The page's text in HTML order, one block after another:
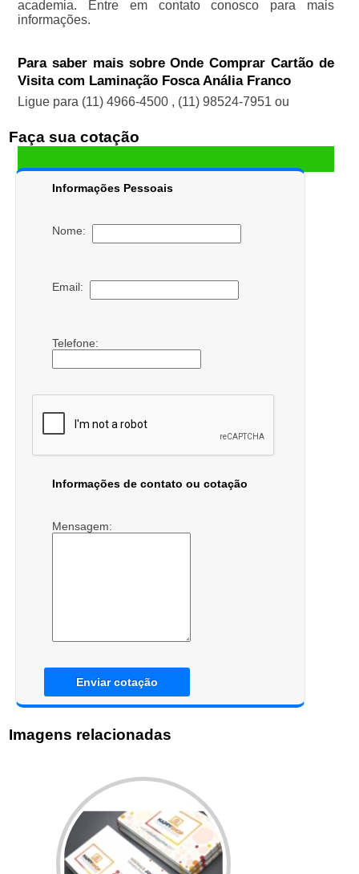
academia. Entre em contato conosco para mais
informações.
Para saber mais sobre Onde Comprar Cartão de
Visita com Laminação Fosca Anália Franco
Ligue para (11) 4966-4500 , (11) 98524-7951 ou
Faça sua cotação
Informações Pessoais
Nome:
Email:
Telefone:
Informações de contato ou cotação
Mensagem:
Enviar cotação
Imagens relacionadas